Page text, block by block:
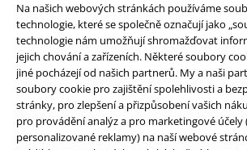
Na našich webových stránkách používáme
technologie, které se společně označují jako
technologie nám umožňují shromažďovat
jejich chování a zařízeních. Některé soubory
jiné pocházejí od našich partnerů. My a naši
soubory cookie pro zajištění spolehlivosti a
stránky, pro zlepšení a přizpůsobení vašich
pro provádění analýz a pro marketingové účely
personalizované reklamy) na naší webové
Vrácení zboží
Všeobecné informace o velikostech
Zrušit členství v BSC
Způsoby platby